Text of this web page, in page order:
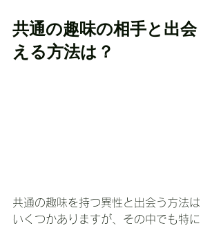
共通の趣味の相手と出会
える方法は？
共通の趣味を持つ異性と出会う方法は
いくつかありますが、その中でも特に